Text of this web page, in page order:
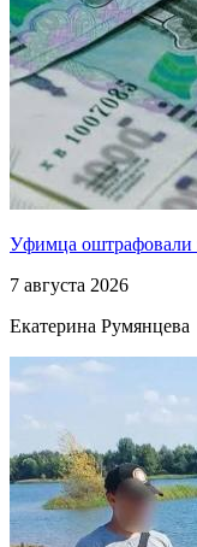
Уфимца оштрафовали
7 августа 2026
Екатерина Румянцева